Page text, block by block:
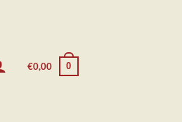
€0,00 0